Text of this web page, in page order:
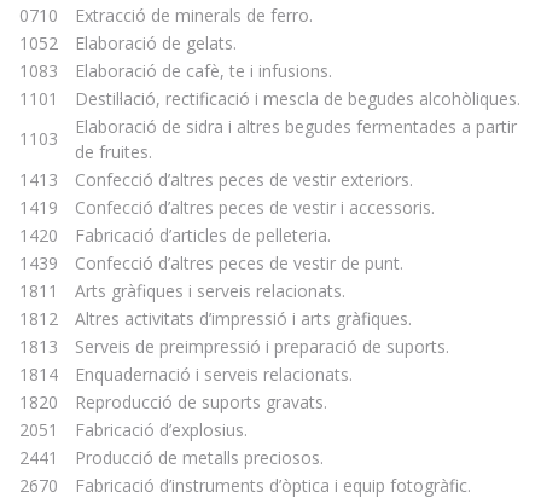
0710
Extracció de minerals de ferro.
1052
Elaboració de gelats.
1083
Elaboració de cafè, te i infusions.
1101
Destil·lació, rectificació i mescla de begudes alcohòliques.
1103
Elaboració de sidra i altres begudes fermentades a partir
de fruites.
1413
Confecció d’altres peces de vestir exteriors.
1419
Confecció d’altres peces de vestir i accessoris.
1420
Fabricació d’articles de pelleteria.
1439
Confecció d’altres peces de vestir de punt.
1811
Arts gràfiques i serveis relacionats.
1812
Altres activitats d’impressió i arts gràfiques.
1813
Serveis de preimpressió i preparació de suports.
1814
Enquadernació i serveis relacionats.
1820
Reproducció de suports gravats.
2051
Fabricació d’explosius.
2441
Producció de metalls preciosos.
2670
Fabricació d’instruments d’òptica i equip fotogràfic.